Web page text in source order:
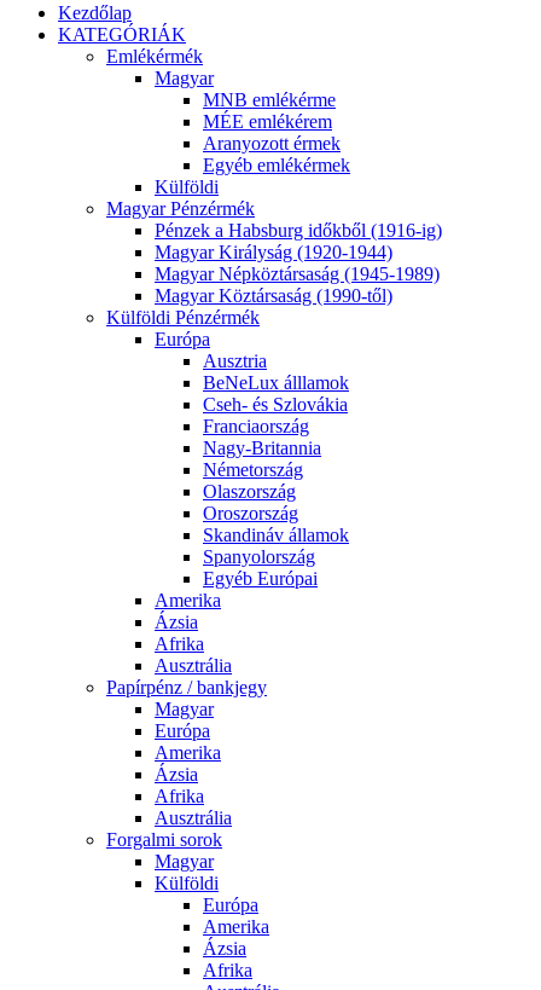
Kezdőlap
KATEGÓRIÁK
Emlékérmék
Magyar
MNB emlékérme
MÉE emlékérem
Aranyozott érmek
Egyéb emlékérmek
Külföldi
Magyar Pénzérmék
Pénzek a Habsburg időkből (1916-ig)
Magyar Királyság (1920-1944)
Magyar Népköztársaság (1945-1989)
Magyar Köztársaság (1990-től)
Külföldi Pénzérmék
Európa
Ausztria
BeNeLux álllamok
Cseh- és Szlovákia
Franciaország
Nagy-Britannia
Németország
Olaszország
Oroszország
Skandináv államok
Spanyolország
Egyéb Európai
Amerika
Ázsia
Afrika
Ausztrália
Papírpénz / bankjegy
Magyar
Európa
Amerika
Ázsia
Afrika
Ausztrália
Forgalmi sorok
Magyar
Külföldi
Európa
Amerika
Ázsia
Afrika